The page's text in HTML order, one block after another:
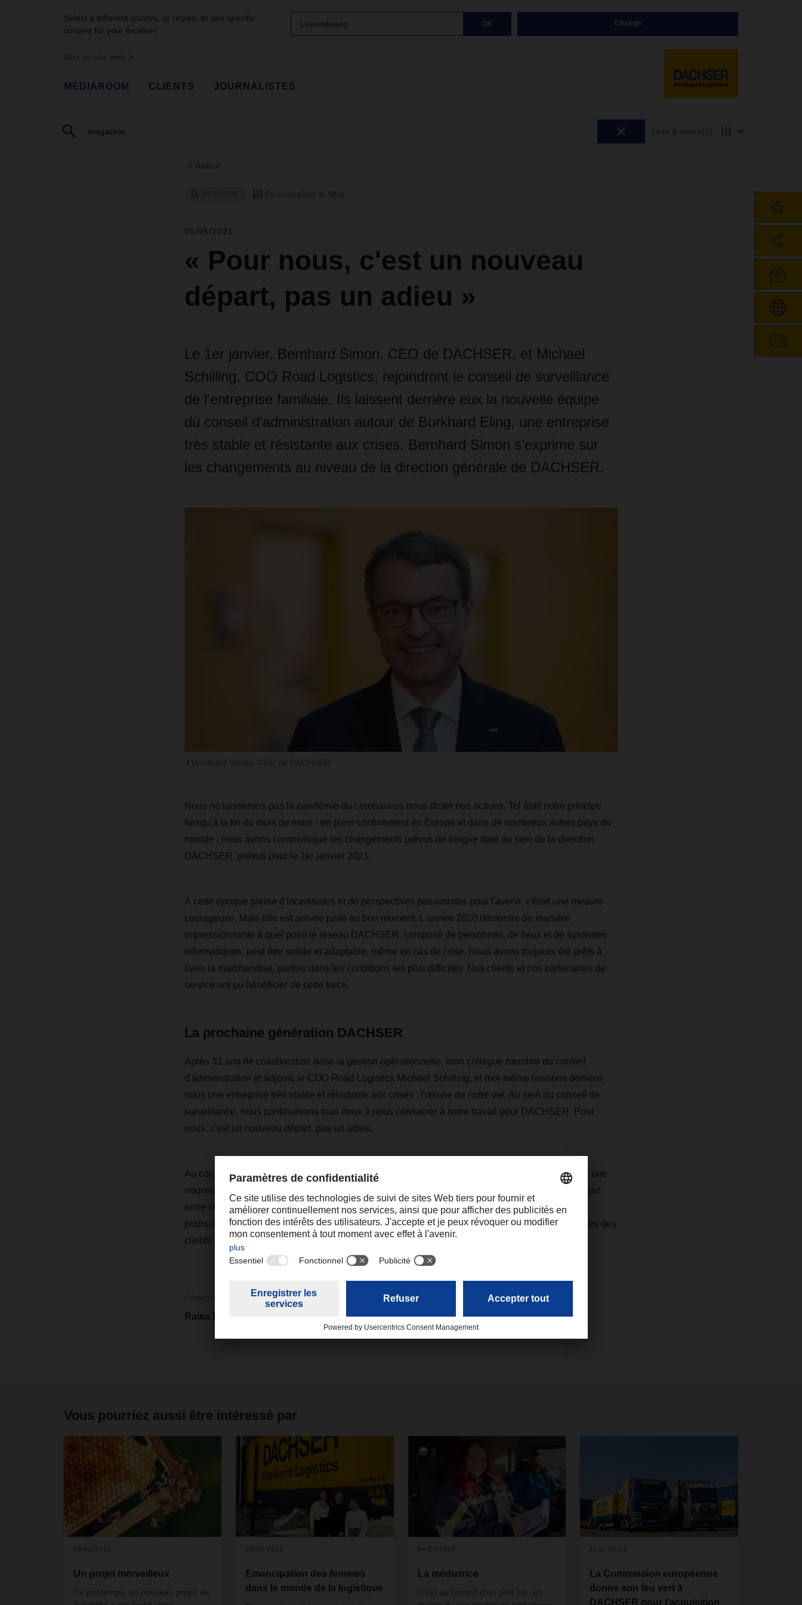
Select a different country, or region, to see specific
content for your location!
Luxembourg OK Change
aller au site web
MEDIAROOM CLIENTS JOURNALISTES
Liste à suivre(0)
Retour
Personnaliser le filtre
01/05/2021
« Pour nous, c'est un nouveau
départ, pas un adieu »
Le 1er janvier, Bernhard Simon, CEO de DACHSER, et Michael
Schilling, COO Road Logistics, rejoindront le conseil de surveillance
de l'entreprise familiale. Ils laissent derrière eux la nouvelle équipe
du conseil d'administration autour de Burkhard Eling, une entreprise
très stable et résistante aux crises. Bernhard Simon s’exprime sur
les changements au niveau de la direction générale de DACHSER.
Nous ne laisserons pas la pandémie du coronavirus nous dicter nos actions. Tel était notre principe
lorsqu'à la fin du mois de mars - en plein confinement en Europe et dans de nombreux autres pays du
monde - nous avons communiqué les changements prévus de longue date au sein de la direction
DACHSER, prévus pour le 1er janvier 2021.
À cette époque pleine d'incertitudes et de perspectives pessimistes pour l'avenir, c'était une mesure
courageuse. Mais elle est arrivée juste au bon moment. L'année 2020 démontre de manière
impressionnante à quel point le réseau DACHSER, composé de personnes, de lieux et de systèmes
informatiques, peut être solide et adaptable, même en cas de crise. Nous avons toujours été prêts à
livrer la marchandise, parfois dans les conditions les plus difficiles. Nos clients et nos partenaires de
service ont pu bénéficier de cette force.
La prochaine génération DACHSER
Après 31 ans de collaboration dans la gestion opérationnelle, mon collègue membre du conseil
d'administration et adjoint, le COO Road Logistics Michael Schilling, et moi-même laissons derrière
nous une entreprise très stable et résistante aux crises : l'œuvre de notre vie. Au sein du conseil de
surveillance, nous continuerons tous deux à nous consacrer à notre travail pour DACHSER. Pour
nous, c'est un nouveau départ, pas un adieu.
Au cours de l'année écoulée, Burkhard Eling et l'équipe du nouveau conseil d'administration ont une
nouvelle fois fait preuve d'une grande efficacité. Ils vont maintenant entamer la prochaine étape sur
notre chemin pour devenir le fournisseur de logistique le plus intégré au monde. Ce faisant, ils
poursuivent une tradition digne de ce nom : apporter de la valeur et optimiser les bilans logistiques des
clients de DACHSER.
Contact
Raisa Mertens raisa.mertens@dachser.com
Vous pourriez aussi être intéressé par
09/02/2021
Un projet merveilleux
Ce printemps, un nouveau projet de
03/07/2024
Emancipation des femmes
dans le monde de la logistique
3
04/24/2020
La médiatrice
C’est au hasard d’un petit job, en
11/22/2023
La Commission européenne
donne son feu vert à
DACHSER pour l'acquisition